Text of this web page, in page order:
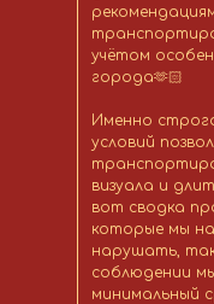
учётом
города🫶🏻
Именно
условий
визуала и
вот сводка
которые мы
нарушать,
соблюдении
минимальный